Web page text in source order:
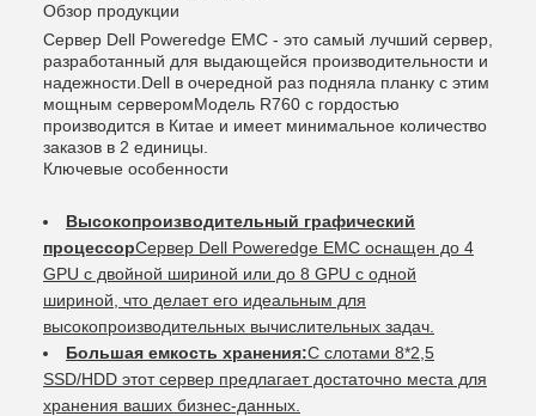
Обзор продукции
Сервер Dell Poweredge EMC - это самый лучший сервер,
разработанный для выдающейся производительности и
надежности.Dell в очередной раз подняла планку с этим
мощным серверомМодель R760 с гордостью
производится в Китае и имеет минимальное количество
заказов в 2 единицы.
Ключевые особенности
Высокопроизводительный графический
процессорСервер Dell Poweredge EMC оснащен до 4
GPU с двойной шириной или до 8 GPU с одной
шириной, что делает его идеальным для
высокопроизводительных вычислительных задач.
Большая емкость хранения:С слотами 8*2,5
SSD/HDD этот сервер предлагает достаточно места для
хранения ваших бизнес-данных.